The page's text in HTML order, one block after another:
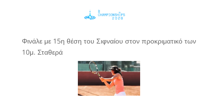
Φινάλε με 15η θέση του Σιφναίου στον προκριματικό των
10μ. Σταθερά